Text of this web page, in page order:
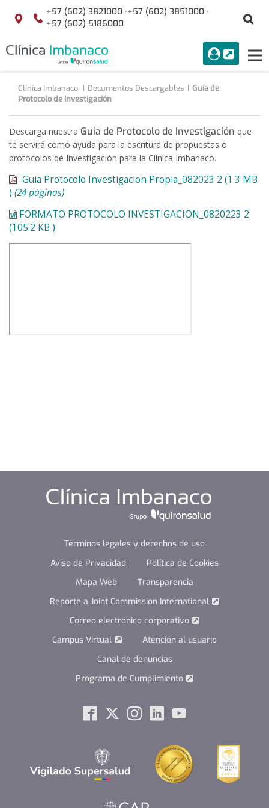
Saltar al contenido
Localización
+57 (602) 3821000 ·+57 (602) 3851000 ·
+57 (602) 5186000
menuAcceso
Buscar
Clínica Imbanaco Documentos Descargables
Guía de
Protocolo de Investigación
Descarga nuestra Guía de Protocolo de Investigación que
te servirá como ayuda para la escritura de propuestas o
protocolos de Investigación para la Clínica Imbanaco.
Guia Protocolo Investigacion Propia_082023 2 (1.3 MB
) (24 páginas)
FORMATO PROTOCOLO INVESTIGACION_0820223 2
(105.2 KB )
Términos legales y derechos de uso
Aviso de Privacidad
Política de Cookies
Mapa Web
Transparencia
Reporte a Joint Commission International
Correo electrónico corporativo
Campus Virtual
Atención al usuario
Canal de denuncias
Programa de Cumplimiento